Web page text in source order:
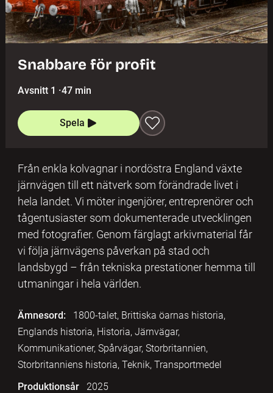
Snabbare för profit
Avsnitt 1 ·47 min
Spela
Från enkla kolvagnar i nordöstra England växte
järnvägen till ett nätverk som förändrade livet i
hela landet. Vi möter ingenjörer, entreprenörer och
tågentusiaster som dokumenterade utvecklingen
med fotografier. Genom färglagt arkivmaterial får
vi följa järnvägens påverkan på stad och
landsbygd – från tekniska prestationer hemma till
utmaningar i hela världen.
Ämnesord:
1800-talet, Brittiska öarnas historia,
Englands historia, Historia, Järnvägar,
Kommunikationer, Spårvägar, Storbritannien,
Storbritanniens historia, Teknik, Transportmedel
Produktionsår
2025